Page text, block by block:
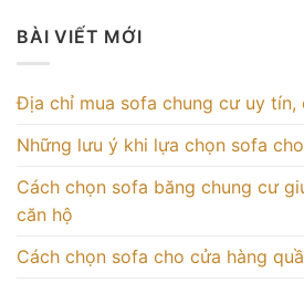
BÀI VIẾT MỚI
Địa chỉ mua sofa chung cư uy tín,
Những lưu ý khi lựa chọn sofa
Cách chọn sofa băng chung cư
căn hộ
Cách chọn sofa cho cửa hàng